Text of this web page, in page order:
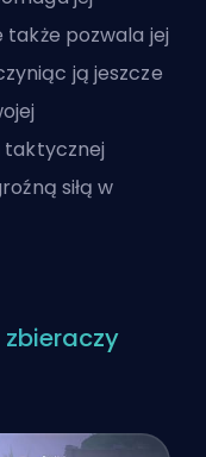
pozwala jej
ją jeszcze
taktycznej
siłą w